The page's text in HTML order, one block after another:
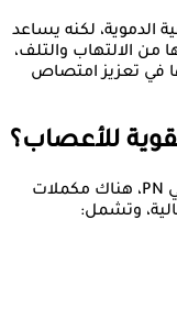
الدموية، لكنه يساعد
الالتهاب والتلف،
في تعزيز امتصاص
للأعصاب؟
نقلًا عن مؤسسة الاعتلال العصبي المحيطي PN، هناك مكملات
وتشمل: